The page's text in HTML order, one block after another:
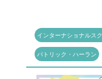
インターナショナルス
パトリック・ハーラン